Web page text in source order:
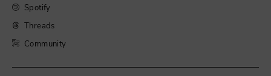
Spotify
Threads
Community